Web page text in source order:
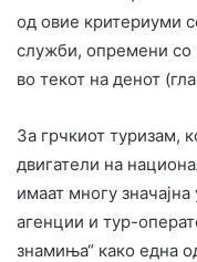
од овие критериуми
служби, опремени со
во текот на денот
За грчкиот туризам,
двигатели на
имаат многу
агенции и тур-
знамиња“ како една